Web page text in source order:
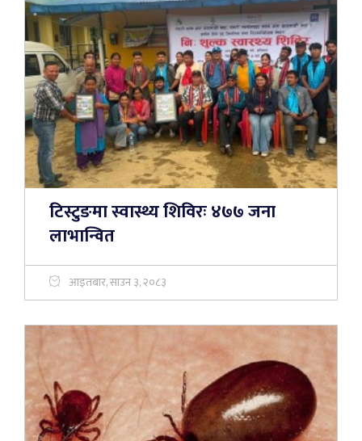
टिस्टुङमा स्वास्थ्य शिविरः ४७७ जना
लाभान्वित
आइतबार, साउन ३, २०८३